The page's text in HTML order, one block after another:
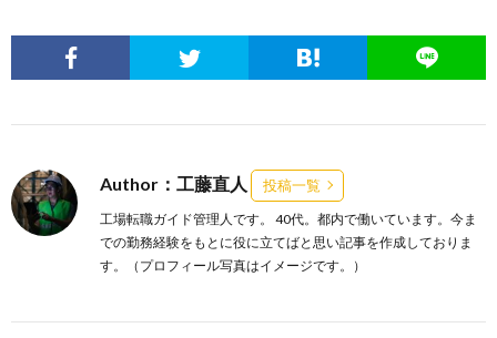
Author：工藤直人 投稿一覧
工場転職ガイド管理人です。 40代。都内で働いています。今ま
での勤務経験をもとに役に立てばと思い記事を作成しておりま
す。（プロフィール写真はイメージです。）